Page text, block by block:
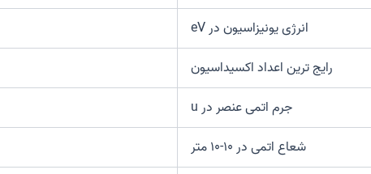
انرژی یونیزاسیون در eV
رایج ترین اعداد اکسیداسیون
جرم اتمی عنصر در u
شعاع اتمی در ۱۰-۱۰ متر